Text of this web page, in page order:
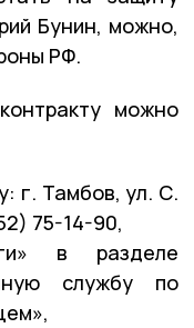
Бунин, можно,
РФ.
можно
г. Тамбов, ул. С.
75-14-90,
в разделе
службу по